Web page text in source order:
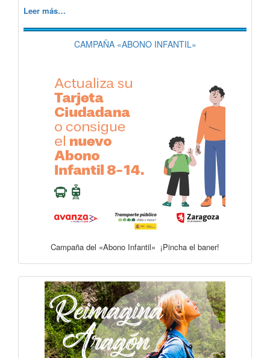
Leer más…
CAMPAÑA «ABONO INFANTIL»
Campaña del «Abono Infantil» ¡Pincha el baner!